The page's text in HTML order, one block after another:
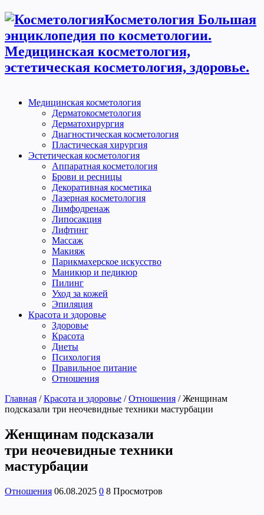
Косметология Большая
энциклопедия по косметологии.
Медицинская косметология,
эстетическая косметология, здоровье.
Медицинская косметология
Дерматокосметология
Дерматохирургия
Диагностическая косметология
Пластическая хирургия
Эстетическая косметология
Аппаратная косметология
Брови и ресницы
Декоративная косметика
Лазерная косметология
Лимфодренаж
Липосакция
Лифтинг
Массаж
Макияж
Парикмахерское искусство
Маникюр и педикюр
Пилинг
Уход за кожей
Эпиляция
Красота и здоровье
Здоровье
Красота
Диеты
Психология
Правильное питание
Отношения
Главная / Красота и здоровье / Отношения / Женщинам
подсказали три неочевидные техники мастурбации
Женщинам подсказали
три неочевидные техники
мастурбации
Отношения 06.08.2025 0 8 Просмотров